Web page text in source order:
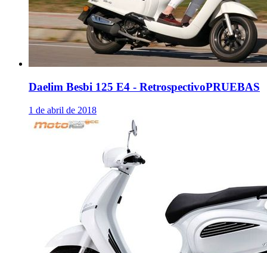
Daelim Besbi 125 E4 - RetrospectivoPRUEBAS
1 de abril de 2018